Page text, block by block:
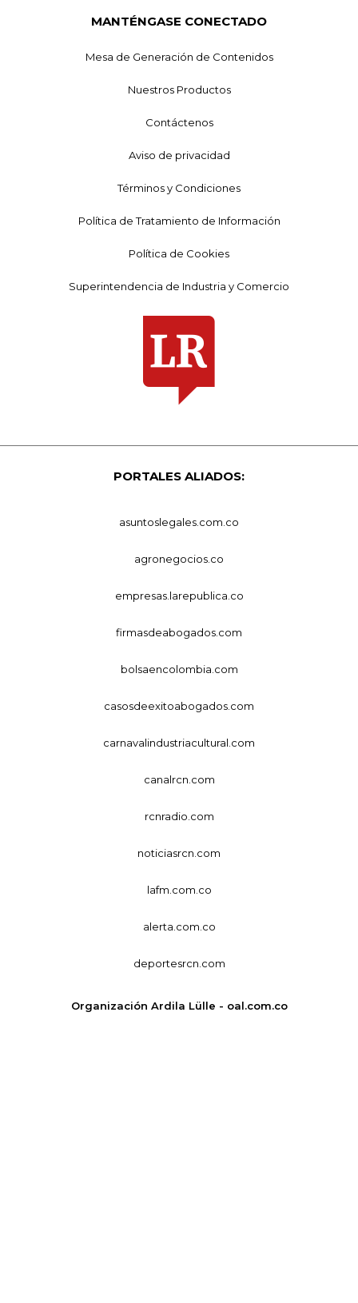
MANTÉNGASE CONECTADO
Mesa de Generación de Contenidos
Nuestros Productos
Contáctenos
Aviso de privacidad
Términos y Condiciones
Política de Tratamiento de Información
Política de Cookies
Superintendencia de Industria y Comercio
PORTALES ALIADOS:
asuntoslegales.com.co
agronegocios.co
empresas.larepublica.co
firmasdeabogados.com
bolsaencolombia.com
casosdeexitoabogados.com
carnavalindustriacultural.com
canalrcn.com
rcnradio.com
noticiasrcn.com
lafm.com.co
alerta.com.co
deportesrcn.com
Organización Ardila Lülle - oal.com.co